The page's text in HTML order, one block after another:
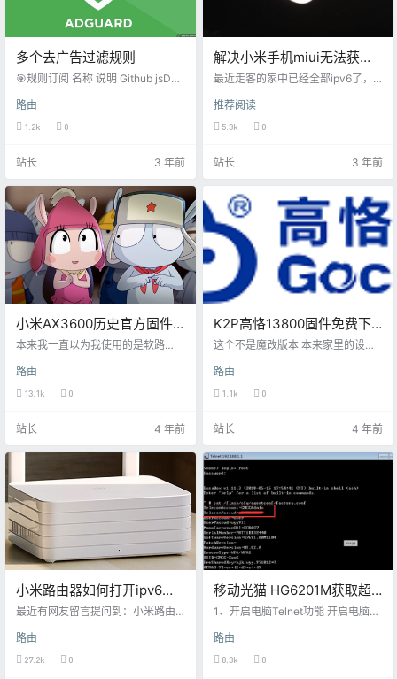
多个去广告过滤规则
🎯规则订阅 名称 说明 Github jsDeli
MAIN、REGEX、MODIFY、HOST
S，适用于AdGuard、AdBlock等 关
则，适用于AdGuardHome等基于D
NS的过滤工具 关联 关联 hosts.txt
仅由HOSTS规则构成，适用于几乎
所有设…
路由
1.2k 0
站长 3 年前
解决小米手机miui无法获取
ipv6地址问题
最近走客的家中已经全部ipv6了，
t、qinglong、远程桌面连接等一些
列的ipv6化，既然服务端ipv6搞定
法获取ipv6地址，找到B站的一个视
频还是通过软件解决的，我仔细搜
了下教程原来很简单。 小米手机默
认的是不支持ipv6的有状态，而我
的爱快的ipv6设置刚好是有状态，
于是修改为有状态+无状…
推荐阅读
5.3k 0
站长 3 年前
小米AX3600历史官方固件
大全包含运营商版本和国际
本来我一直以为我使用的是软路
AP的作用，理论来说固件对我的影
响应该是最小才对，直到我升级了1.
就研究了下降级，我之前是降过级
的，但是尽量少用手机版本的Xiaom
iWiFi来进行管理，因为Xiaomi手机
APP会自动升级路由器固件。 为此
我进行了测试，我感觉是心里测试
（囧）,但是就拿信号强度来说，…
路由
13.1k 0
站长 4 年前
K2P高恪13800固件免费下
载
这个不是魔改版本 本来家里的设备K
是高恪的AP模式，最近朋友有需
要，我就把把这个k2p给“高价”出售
十个小米智能家居，我去他家做客
的时候发现网速也没什么问题，信
号也没什么问题，就是这个连接速
度极为感人，具体表现为无线网连
接后，手机一直显示无网络，等许
久才反应过来，本以为是dns的问
题，我修改后发现问题依…
路由
1.1k 0
站长 4 年前
小米路由器如何打开ipv6及
小米路由器ipv6三种模式区
最近有网友留言提问到：小米路由
小米(红米)路由器管理后台的IPV6设
置里有3种模式： native模式：适用
路由
27.2k 0
移动光猫 HG6201M获取超
级管理员账号密码
1、开启电脑Telnet功能 开启电脑的
程序-卸载程序-打开或关闭Window
s功能-勾选Telnet客户端-点击确定
路由
8.3k 0